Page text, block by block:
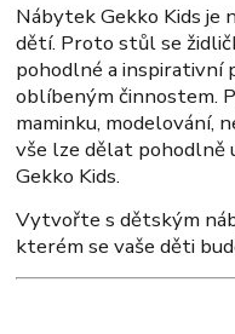
Nábytek Gekko Kids je
dětí. Proto stůl se
pohodlné a inspirativní
oblíbeným činnostem.
maminku, modelování,
vše lze dělat pohodlně
Gekko Kids.
Vytvořte s dětským
kterém se vaše děti